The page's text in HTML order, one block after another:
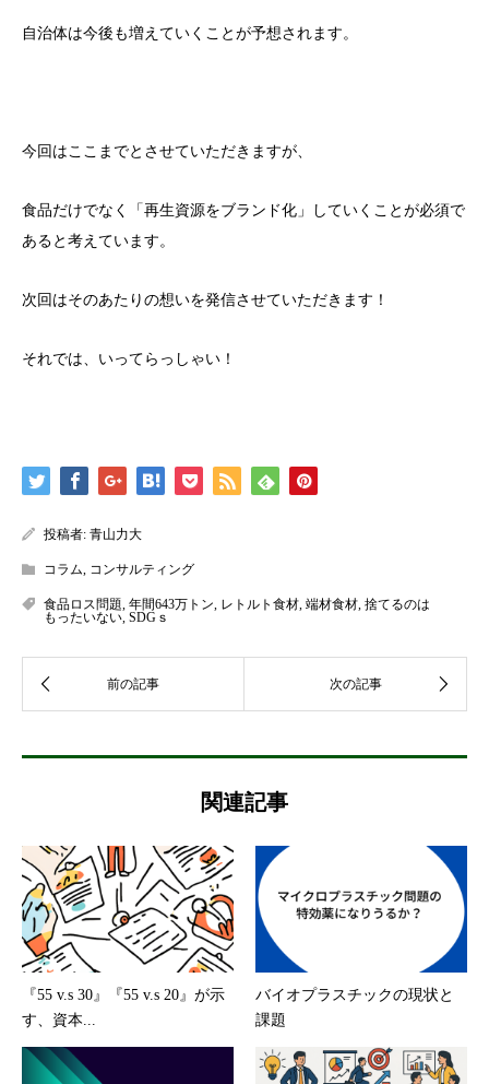
自治体は今後も増えていくことが予想されます。
今回はここまでとさせていただきますが、
食品だけでなく「再生資源をブランド化」していくことが必須で
あると考えています。
次回はそのあたりの想いを発信させていただきます！
それでは、いってらっしゃい！
投稿者: 青山力大
コラム, コンサルティング
食品ロス問題, 年間643万トン, レトルト食材, 端材食材, 捨てるのは
もったいない, SDGｓ
関連記事
『55 v.s 30』『55 v.s 20』が示
す、資本...
バイオプラスチックの現状と
課題